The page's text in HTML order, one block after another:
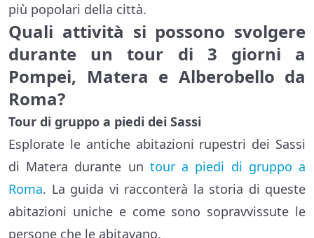
più popolari della città.
Quali attività si possono svolgere
durante un tour di 3 giorni a
Pompei, Matera e Alberobello da
Roma?
Tour di gruppo a piedi dei Sassi
Esplorate le antiche abitazioni rupestri dei Sassi
di Matera durante un tour a piedi di gruppo a
Roma. La guida vi racconterà la storia di queste
abitazioni uniche e come sono sopravvissute le
persone che le abitavano.